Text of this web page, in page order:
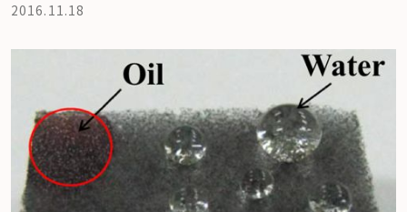
2016.11.18